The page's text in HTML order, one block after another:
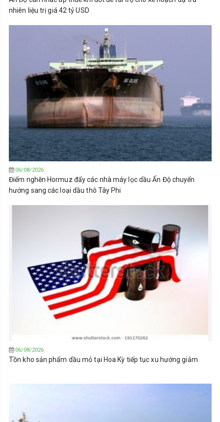
nhiên liệu trị giá 42 tỷ USD
06/08/2026
Điểm nghẽn Hormuz đẩy các nhà máy lọc dầu Ấn Độ chuyển
hướng sang các loại dầu thô Tây Phi
06/08/2026
Tồn kho sản phẩm dầu mỏ tại Hoa Kỳ tiếp tục xu hướng giảm